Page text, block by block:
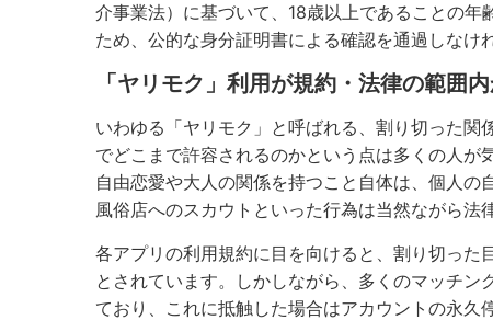
介事業法）に基づいて、18歳以上であることの
ため、公的な身分証明書による確認を通過しなけ
「ヤリモク」利用が規約・法律の範囲
いわゆる「ヤリモク」と呼ばれる、割り切った
でどこまで許容されるのかという点は多くの人
自由恋愛や大人の関係を持つこと自体は、個人
風俗店へのスカウトといった行為は当然ながら法
各アプリの利用規約に目を向けると、割り切った
とされています。しかしながら、多くのマッチ
ており、これに抵触した場合はアカウントの永